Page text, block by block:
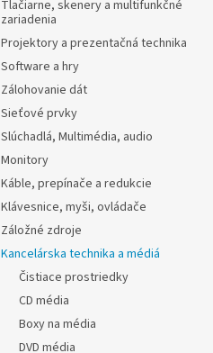
Tlačiarne, skenery a multifunkčné
zariadenia
Projektory a prezentačná technika
Software a hry
Zálohovanie dát
Sieťové prvky
Slúchadlá, Multimédia, audio
Monitory
Káble, prepínače a redukcie
Klávesnice, myši, ovládače
Záložné zdroje
Kancelárska technika a médiá
Čistiace prostriedky
CD média
Boxy na média
DVD média